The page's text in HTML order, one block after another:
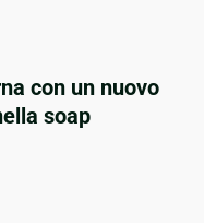
con un nuovo
soap